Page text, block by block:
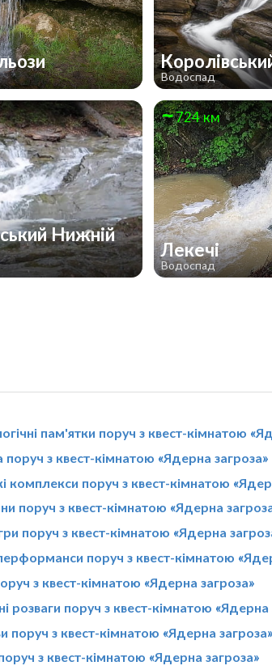
Водоспад
Нижній
724 км
Лекечі
Водоспад
пам'ятки поруч з квест-кімнатою
поруч з квест-кімнатою «Ядерна загроза»
комплекси поруч з квест-кімнатою
поруч з квест-кімнатою «Ядерна
поруч з квест-кімнатою «Ядерна
поруч з квест-кімнатою
з квест-кімнатою «Ядерна загроза»
розваги поруч з квест-кімнатою «Ядерна
поруч з квест-кімнатою «Ядерна загроза»
з квест-кімнатою «Ядерна загроза»